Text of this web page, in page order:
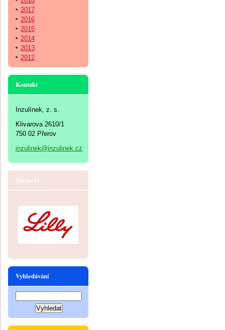
2017
2016
2015
2014
2013
2012
Kontakt
Inzulínek, z. s.
Klivarova 2610/1
750 02 Přerov
inzulinek@inzulinek.cz
Partneři
Vyhledávání